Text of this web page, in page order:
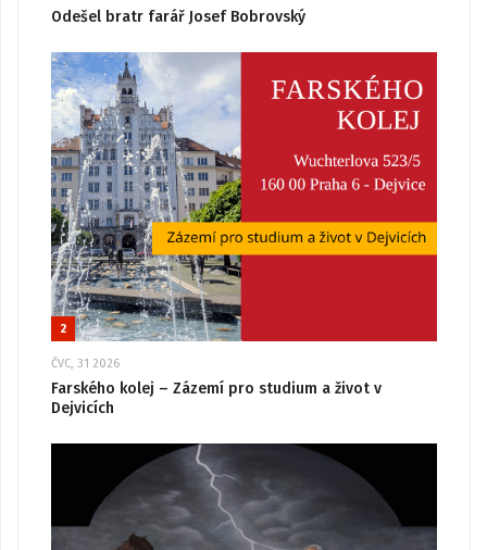
Odešel bratr farář Josef Bobrovský
2
ČVC, 31 2026
Farského kolej – Zázemí pro studium a život v
Dejvicích